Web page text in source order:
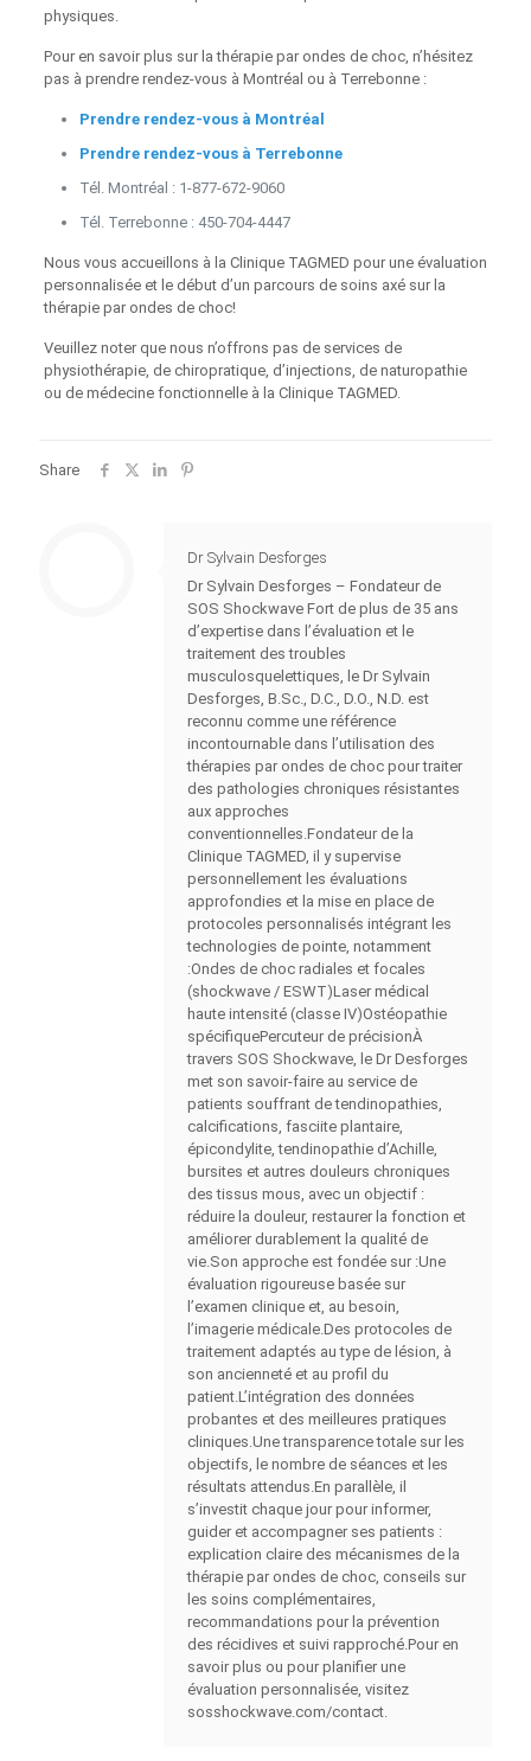
physiques.
Pour en savoir plus sur la thérapie par ondes de choc, n’hésitez
pas à prendre rendez-vous à Montréal ou à Terrebonne :
Prendre rendez-vous à Montréal
Prendre rendez-vous à Terrebonne
Tél. Montréal : 1‑877‑672‑9060
Tél. Terrebonne : 450‑704‑4447
Nous vous accueillons à la Clinique TAGMED pour une évaluation
personnalisée et le début d’un parcours de soins axé sur la
thérapie par ondes de choc!
Veuillez noter que nous n’offrons pas de services de
physiothérapie, de chiropratique, d’injections, de naturopathie
ou de médecine fonctionnelle à la Clinique TAGMED.
Share
Dr Sylvain Desforges
Dr Sylvain Desforges – Fondateur de
SOS Shockwave Fort de plus de 35 ans
d’expertise dans l’évaluation et le
traitement des troubles
musculosquelettiques, le Dr Sylvain
Desforges, B.Sc., D.C., D.O., N.D. est
reconnu comme une référence
incontournable dans l’utilisation des
thérapies par ondes de choc pour traiter
des pathologies chroniques résistantes
aux approches
conventionnelles.Fondateur de la
Clinique TAGMED, il y supervise
personnellement les évaluations
approfondies et la mise en place de
protocoles personnalisés intégrant les
technologies de pointe, notamment
:Ondes de choc radiales et focales
(shockwave / ESWT)Laser médical
haute intensité (classe IV)Ostéopathie
spécifiquePercuteur de précisionÀ
travers SOS Shockwave, le Dr Desforges
met son savoir-faire au service de
patients souffrant de tendinopathies,
calcifications, fasciite plantaire,
épicondylite, tendinopathie d’Achille,
bursites et autres douleurs chroniques
des tissus mous, avec un objectif :
réduire la douleur, restaurer la fonction et
améliorer durablement la qualité de
vie.Son approche est fondée sur :Une
évaluation rigoureuse basée sur
l’examen clinique et, au besoin,
l’imagerie médicale.Des protocoles de
traitement adaptés au type de lésion, à
son ancienneté et au profil du
patient.L’intégration des données
probantes et des meilleures pratiques
cliniques.Une transparence totale sur les
objectifs, le nombre de séances et les
résultats attendus.En parallèle, il
s’investit chaque jour pour informer,
guider et accompagner ses patients :
explication claire des mécanismes de la
thérapie par ondes de choc, conseils sur
les soins complémentaires,
recommandations pour la prévention
des récidives et suivi rapproché.Pour en
savoir plus ou pour planifier une
évaluation personnalisée, visitez
sosshockwave.com/contact.